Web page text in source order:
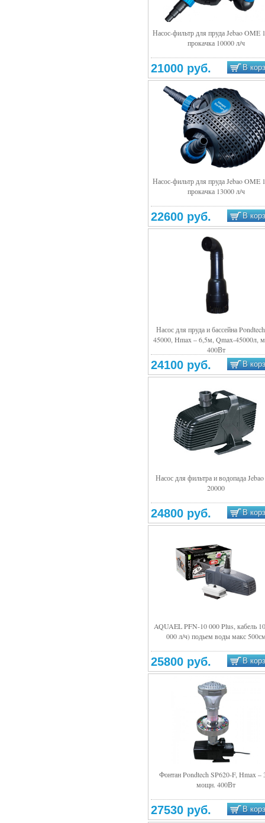
Насос-фильтр для пруда Jebao OME
прокачка 10000 л/ч
21000 руб. В
Насос-фильтр для пруда Jebao OME
прокачка 13000 л/ч
22600 руб. В
Подробнее
Насос для пруда и бассейна
45000, Hmax – 6,5м, Qmax-45000л,
400Вт
24100 руб. В
Насос для фильтра и водопада
20000
24800 руб. В
Подробнее
AQUAEL PFN-10 000 Plus, кабель
000 л/ч) подьем воды макс
25800 руб. В
Фонтан Pondtech SP620-F, Hmax –
мощн. 400Вт
27530 руб. В